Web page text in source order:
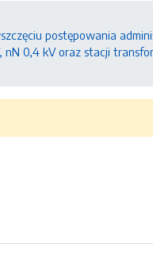
postępowania
0,4 kV oraz stacji